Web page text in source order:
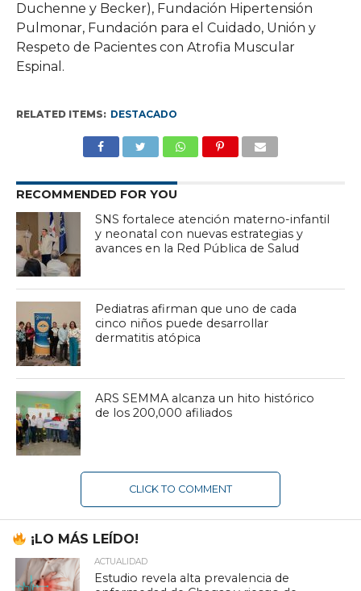
Duchenne y Becker), Fundación Hipertensión
Pulmonar, Fundación para el Cuidado, Unión y
Respeto de Pacientes con Atrofia Muscular
Espinal.
RELATED ITEMS: DESTACADO
RECOMMENDED FOR YOU
SNS fortalece atención materno-infantil
y neonatal con nuevas estrategias y
avances en la Red Pública de Salud
Pediatras afirman que uno de cada
cinco niños puede desarrollar
dermatitis atópica
ARS SEMMA alcanza un hito histórico
de los 200,000 afiliados
CLICK TO COMMENT
¡LO MÁS LEÍDO!
ACTUALIDAD
Estudio revela alta prevalencia de